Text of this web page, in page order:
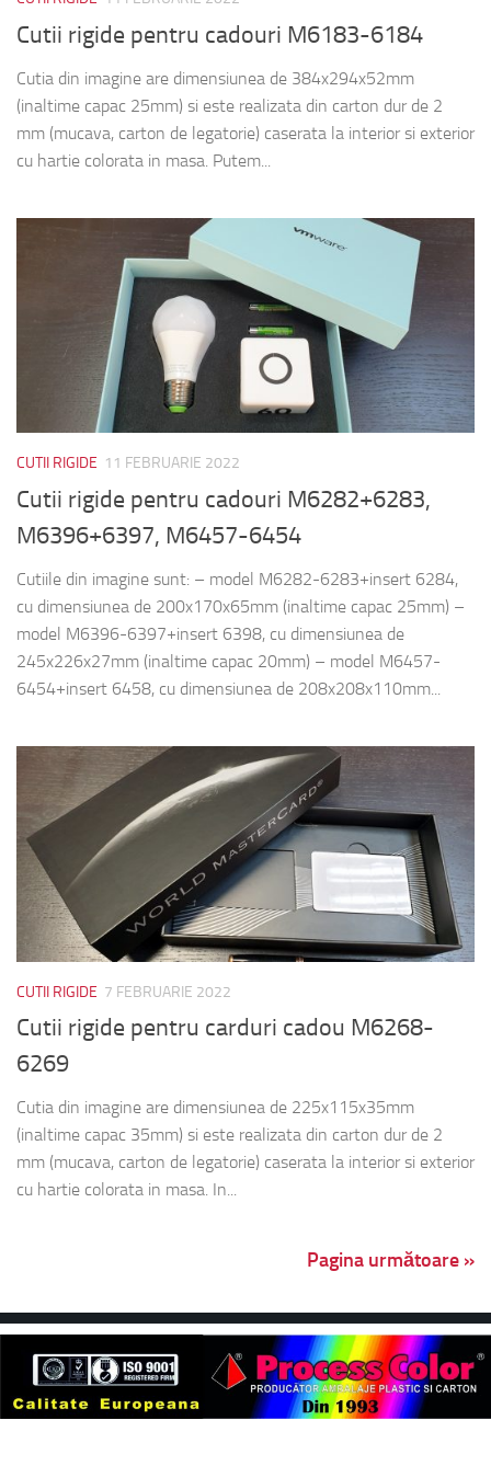
Cutii rigide pentru cadouri M6183-6184
Cutia din imagine are dimensiunea de 384x294x52mm
(inaltime capac 25mm) si este realizata din carton dur de 2
mm (mucava, carton de legatorie) caserata la interior si exterior
cu hartie colorata in masa. Putem...
CUTII RIGIDE 11 FEBRUARIE 2022
Cutii rigide pentru cadouri M6282+6283,
M6396+6397, M6457-6454
Cutiile din imagine sunt: – model M6282-6283+insert 6284,
cu dimensiunea de 200x170x65mm (inaltime capac 25mm) –
model M6396-6397+insert 6398, cu dimensiunea de
245x226x27mm (inaltime capac 20mm) – model M6457-
6454+insert 6458, cu dimensiunea de 208x208x110mm...
CUTII RIGIDE 7 FEBRUARIE 2022
Cutii rigide pentru carduri cadou M6268-
6269
Cutia din imagine are dimensiunea de 225x115x35mm
(inaltime capac 35mm) si este realizata din carton dur de 2
mm (mucava, carton de legatorie) caserata la interior si exterior
cu hartie colorata in masa. In...
Pagina următoare »